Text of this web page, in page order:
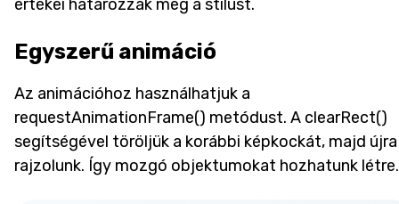
értékei határozzák meg a stílust.
Egyszerű animáció
Az animációhoz használhatjuk a
requestAnimationFrame() metódust. A clearRect()
segítségével töröljük a korábbi képkockát, majd újra
rajzolunk. Így mozgó objektumokat hozhatunk létre.